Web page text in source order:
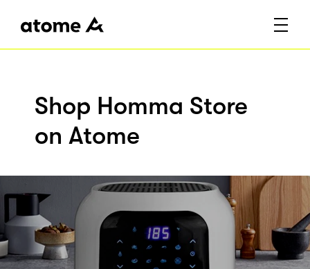
Shop Homma Store
on Atome